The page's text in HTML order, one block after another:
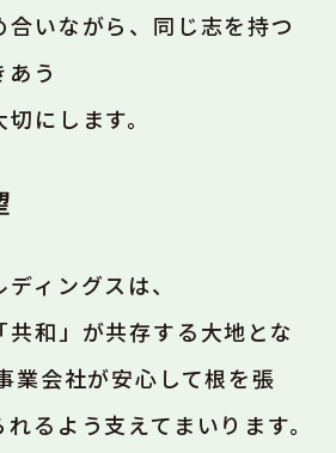
合いながら、同じ志を持つ
う
にします。
ィングスは、
共和」が共存する大地とな
業会社が安心して根を張
るよう支えてまいります。